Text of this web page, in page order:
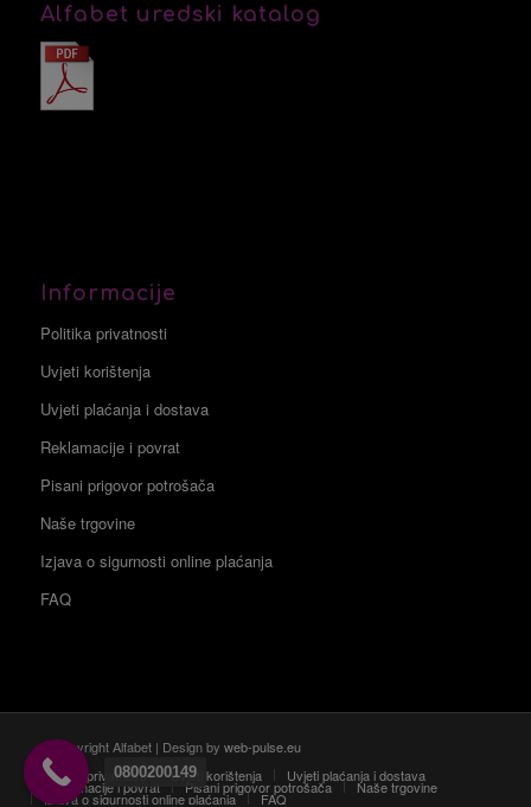
Alfabet uredski katalog
Informacije
Politika privatnosti
Uvjeti korištenja
Uvjeti plaćanja i dostava
Reklamacije i povrat
Pisani prigovor potrošača
Naše trgovine
Izjava o sigurnosti online plaćanja
FAQ
© Copyright Alfabet | Design by web-pulse.eu
Politika privatnosti
Uvjeti korištenja Uvjeti plaćanja i dostava
Reklamacije i povrat Pisani prigovor potrošača Naše trgovine
Izjava o sigurnosti online plaćanja FAQ
0800200149